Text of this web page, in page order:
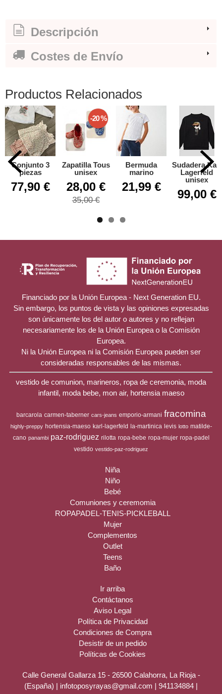
Descripción
Costes de Envío
Productos Relacionados
Conjunto 3
piezas
77,90 €
-20 %
Zapatilla Tous
unisex
28,00 €
35,00 €
Bermuda
marino
21,99 €
Sudadera Karl
Lagerfeld
unisex
99,00 €
Financiado por la Unión Europea - Next Generation EU.
Sin embargo, los puntos de vista y las opiniones expresadas
son únicamente los del autor o autores y no reflejan
necesariamente los de la Unión Europea o la Comisión
Europea.
Ni la Unión Europea ni la Comisión Europea pueden ser
consideradas responsables de las mismas.
vestido de comunion, marineros, ropa de ceremonia, moda
infantil, moda bebe, mon air, hortensia maeso
barcarola carmen-taberner cars-jeans emporio-armani fracomina
highly-preppy hortensia-maeso karl-lagerfeld la-martinica levis lotto matilde-
cano panambi paz-rodriguez rilotta ropa-bebe ropa-mujer ropa-padel
vestido vestido-paz-rodriguez
Niña
Niño
Bebé
Comuniones y ceremomia
ROPAPADEL-TENIS-PICKLEBALL
Mujer
Complementos
Outlet
Teens
Baño
Ir arriba
Contáctanos
Aviso Legal
Política de Privacidad
Condiciones de Compra
Desistir de un pedido
Políticas de Cookies
Calle General Gallarza 15 - 26500 Calahorra, La Rioja -
(España) | infotoposyrayas@gmail.com | 941134884 |